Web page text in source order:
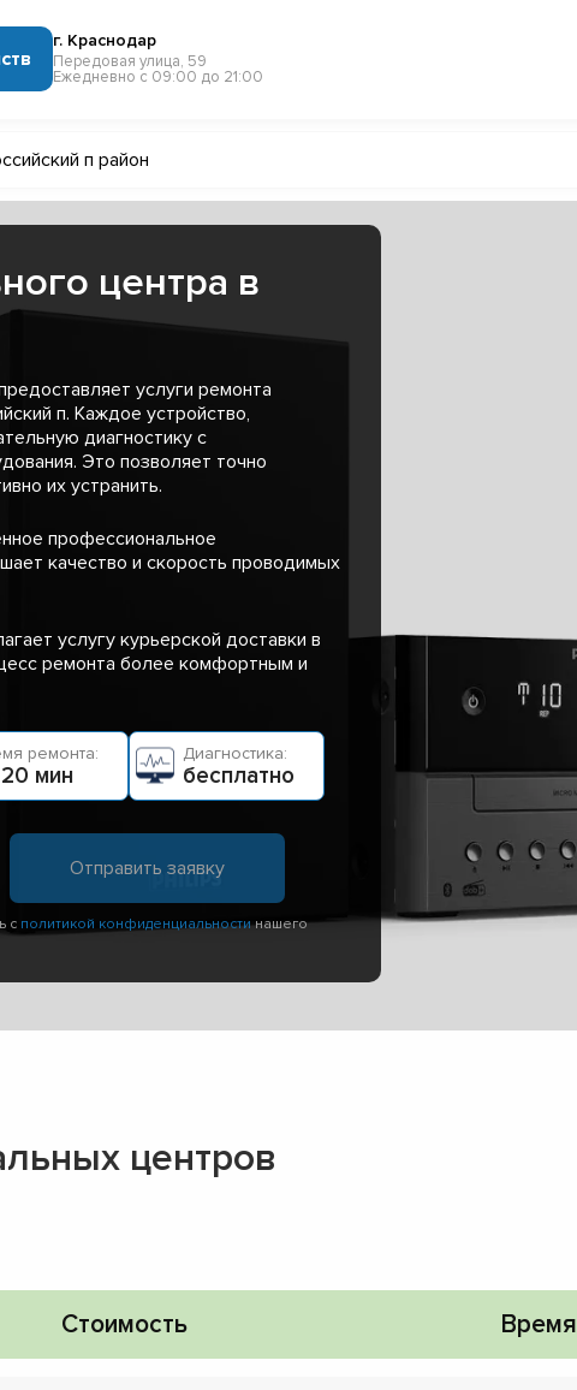
г. Краснодар
Передовая улица, 59
Ежедневно с 09:00 до 21:00
п район
центра в
услуги ремонта
п. Каждое устройство,
диагностику с
Это позволяет точно
их устранить.
профессиональное
качество и скорость проводимых
услугу курьерской доставки в
ремонта более комфортным и
ремонта:
мин
Диагностика:
бесплатно
с политикой конфиденциальностинашего
центров
Стоимость Время